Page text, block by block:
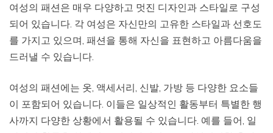
여성의 패션은 매우 다양하고 멋진 디자인과 스타일로 구성
되어 있습니다. 각 여성은 자신만의 고유한 스타일과 선호도
를 가지고 있으며, 패션을 통해 자신을 표현하고 아름다움을
드러낼 수 있습니다.
여성의 패션에는 옷, 액세서리, 신발, 가방 등 다양한 요소들
이 포함되어 있습니다. 이들은 일상적인 활동부터 특별한 행
사까지 다양한 상황에서 활용될 수 있습니다. 예를 들어, 일